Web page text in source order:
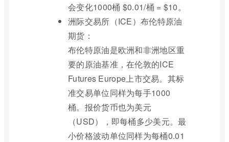
会变化1000桶 $0.01/桶 = $10。
洲际交易所（ICE）布伦特原油
期货：
布伦特原油是欧洲和非洲地区重
要的原油基准，在伦敦的ICE
Futures Europe上市交易。其标
准交易单位同样为每手1000
桶。报价货币也为美元
（USD），即每桶多少美元。最
小价格波动单位同样为每桶0.01